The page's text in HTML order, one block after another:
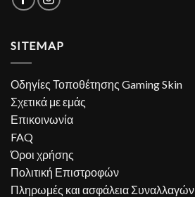
SITEMAP
Οδηγίες Τοποθέτησης Gaming Skin
Σχετικά με εμάς
Επικοινωνία
FAQ
Όροι χρήσης
Πολιτική Επιστροφών
Πληρωμές και ασφάλεια Συναλλαγών